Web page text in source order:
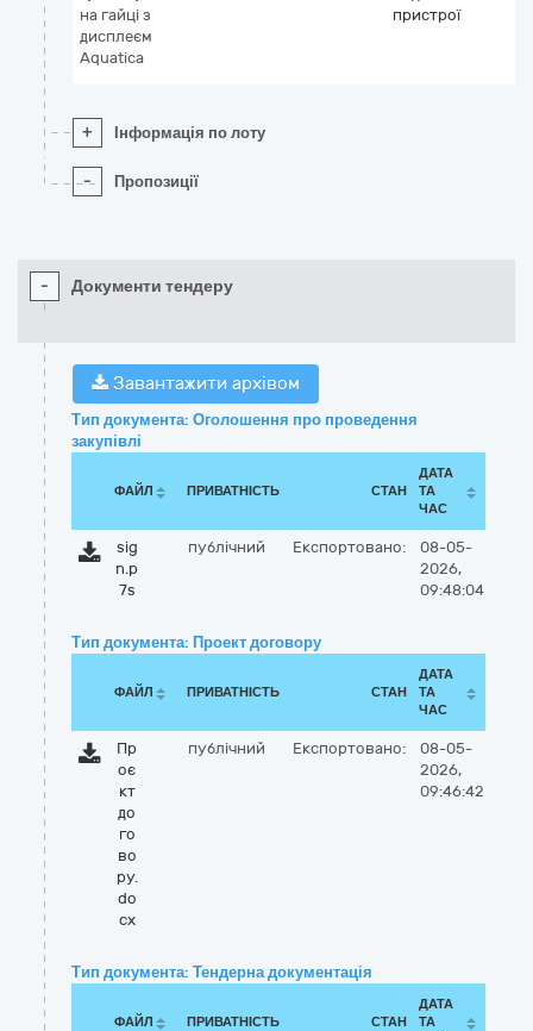
на гайці з
дисплеєм
Aquatica
пристрої
+ Інформація по лоту
- Пропозиції
- Документи тендеру
Завантажити архівом
Тип документа: Оголошення про проведення
закупівлі
ФАЙЛ ПРИВАТНІСТЬ СТАН
ДАТА
ТА
ЧАС
sig
n.p
7s
публічний Експортовано:
08-05-
2026,
09:48:04
Тип документа: Проект договору
ФАЙЛ ПРИВАТНІСТЬ СТАН
ДАТА
ТА
ЧАС
Пр
оє
кт
до
го
во
ру.
do
cx
публічний Експортовано:
08-05-
2026,
09:46:42
Тип документа: Тендерна документація
ФАЙЛ ПРИВАТНІСТЬ СТАН
ДАТА
ТА